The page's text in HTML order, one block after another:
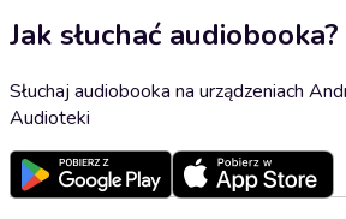
Jak słuchać audiobooka?
Słuchaj audiobooka na urządzeniach
Audioteki